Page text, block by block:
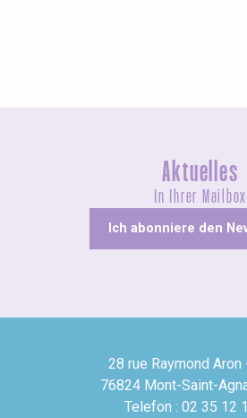
Aktuelles
In Ihrer Mailbox
Ich abonniere den
28 rue Raymond Aron
76824 Mont-Saint-
Telefon : 02 35 12